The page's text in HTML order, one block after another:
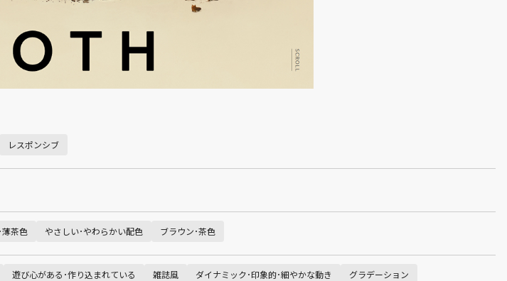
レスポンシブ
薄茶色 やさしい･やわらかい配色 ブラウン･茶色
遊び心がある･作り込まれている 雑誌風 ダイナミック･印象的･細やかな動き
グラデーション